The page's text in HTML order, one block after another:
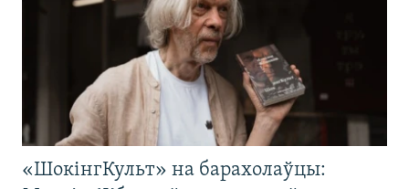
«ШокінгКульт» на барахолаўцы: